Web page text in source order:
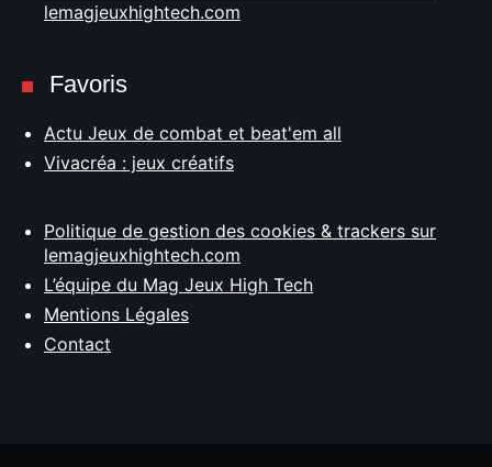
lemagjeuxhightech.com
Favoris
Actu Jeux de combat et beat'em all
Vivacréa : jeux créatifs
Politique de gestion des cookies & trackers sur
lemagjeuxhightech.com
L’équipe du Mag Jeux High Tech
Mentions Légales
Contact